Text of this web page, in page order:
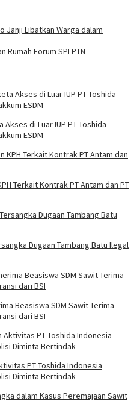
Janji Libatkan Warga dalam
Rumah Forum SPI PTN
di Luar IUP PT Toshida
ESDM
Terkait Kontrak PT Antam dan PT
Dugaan Tambang Batu Ilegal
Beasiswa SDM Sawit Terima
dari BSI
PT Toshida Indonesia
Diminta Bertindak